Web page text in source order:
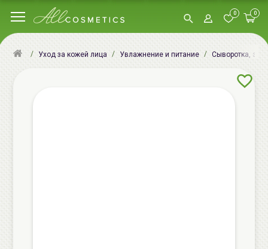
0 0
Уход за кожей лица Увлажнение и питание Сыворотка,